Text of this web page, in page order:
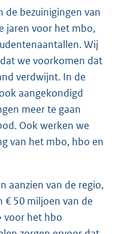
de bezuinigingen van
jaren voor het mbo,
Wij
we voorkomen dat
verdwijnt. In de
aangekondigd
meer te gaan
Ook werken we
van het mbo, hbo en
aanzien van de regio,
€ 50 miljoen van de
voor het hbo